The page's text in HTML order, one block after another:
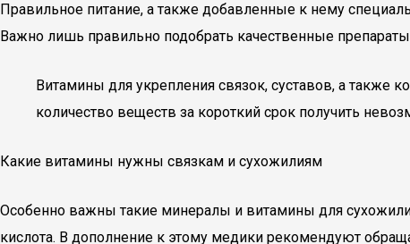
Правильное питание, а также добавленные к нему
Важно лишь правильно подобрать качественные
Витамины для укрепления связок, суставов, а также
количество веществ за короткий срок получить
Какие витамины нужны связкам и сухожилиям
Особенно важны такие минералы и витамины для
кислота. В дополнение к этому медики рекомендуют